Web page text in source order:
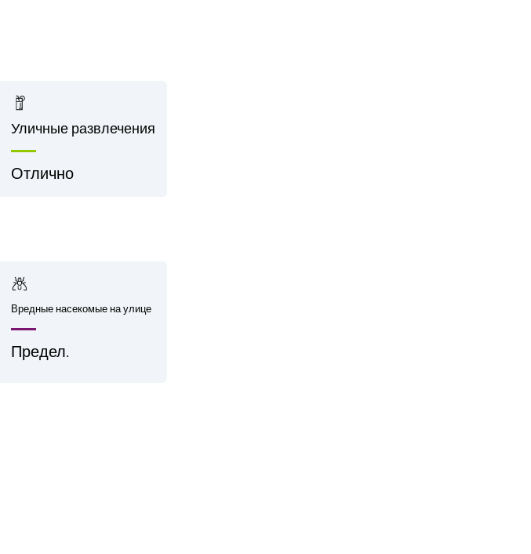
Уличные развлечения
Отлично
Вредные насекомые на улице
Предел.